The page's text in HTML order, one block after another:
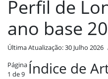
Perfil de
ano base
Última Atualização: 30 Julho 2026
Índice de
Página
1 de 9